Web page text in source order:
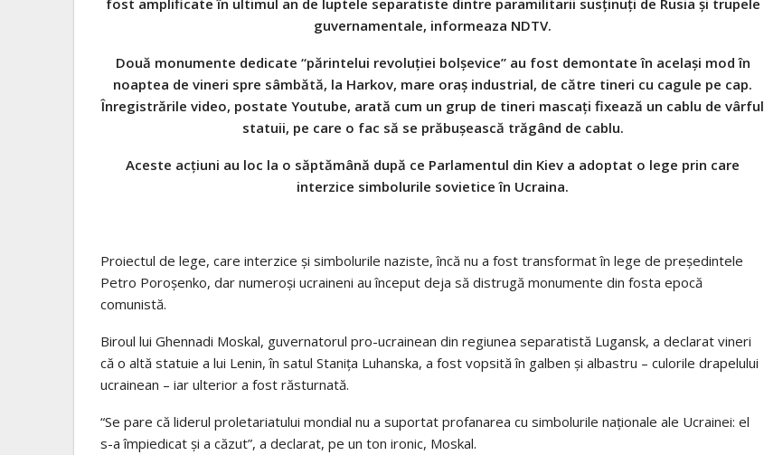
guvernamentale, informeaza NDTV.
Două monumente dedicate “părintelui revoluţiei bolşevice” au fost demontate în acelaşi mod în
noaptea de vineri spre sâmbătă, la Harkov, mare oraş industrial, de către tineri cu cagule pe cap.
Înregistrările video, postate Youtube, arată cum un grup de tineri mascaţi fixează un cablu de vârful
statuii, pe care o fac să se prăbuşească trăgând de cablu.
Aceste acţiuni au loc la o săptămână după ce Parlamentul din Kiev a adoptat o lege prin care
interzice simbolurile sovietice în Ucraina.
Proiectul de lege, care interzice şi simbolurile naziste, încă nu a fost transformat în lege de preşedintele
Petro Poroşenko, dar numeroşi ucraineni au început deja să distrugă monumente din fosta epocă
comunistă.
Biroul lui Ghennadi Moskal, guvernatorul pro-ucrainean din regiunea separatistă Lugansk, a declarat vineri
că o altă statuie a lui Lenin, în satul Staniţa Luhanska, a fost vopsită în galben şi albastru – culorile drapelului
ucrainean – iar ulterior a fost răsturnată.
“Se pare că liderul proletariatului mondial nu a suportat profanarea cu simbolurile naţionale ale Ucrainei: el
s-a împiedicat şi a căzut”, a declarat, pe un ton ironic, Moskal.